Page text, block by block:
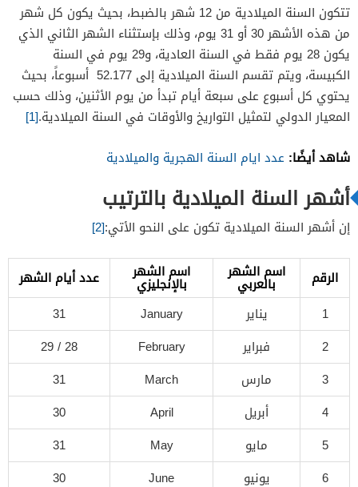
تتكون السنة الميلادية من 12 شهر بالضبط، بحيث يكون كل شهر
من هذه الأشهر 30 أو 31 يوم، وذلك بإستثناء الشهر الثاني الذي
يكون 28 يوم فقط في السنة العادية، و29 يوم في السنة
الكبيسة، ويتم تقسم السنة الميلادية إلى 52.177 أسبوعاً، بحيث
يحتوي كل أسبوع على سبعة أيام تبدأ من يوم الأثنين، وذلك حسب
المعيار الدولي لتمثيل التواريخ والأوقات في السنة الميلادية.[1]
شاهد أيضًا: عدد ايام السنة الهجرية والميلادية
أشهر السنة الميلادية بالترتيب
إن أشهر السنة الميلادية تكون على النحو الأتي:[2]
الرقم اسم الشهر
بالعربي
اسم الشهر
بالإنجليزي
عدد أيام الشهر
1
يناير January
31
2
فبراير February
28 / 29
3
مارس March
31
4
أبريل April
30
5
مايو May
31
6
يونيو June
30